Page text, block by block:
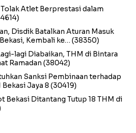
Atlet Berprestasi dalam
Disdik Batalkan Aturan Masuk
Kembali ke… (38350)
lagi Diabaikan, THM di Bintara
Ramadan (38042)
Sanksi Pembinaan terhadap
Jaya 8 (30419)
Bekasi Ditantang Tutup 18 THM di